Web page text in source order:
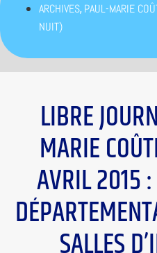
ARCHIVES,PAUL-MARIE
NUIT)
LIBRE
MARIE
AVRIL 2015